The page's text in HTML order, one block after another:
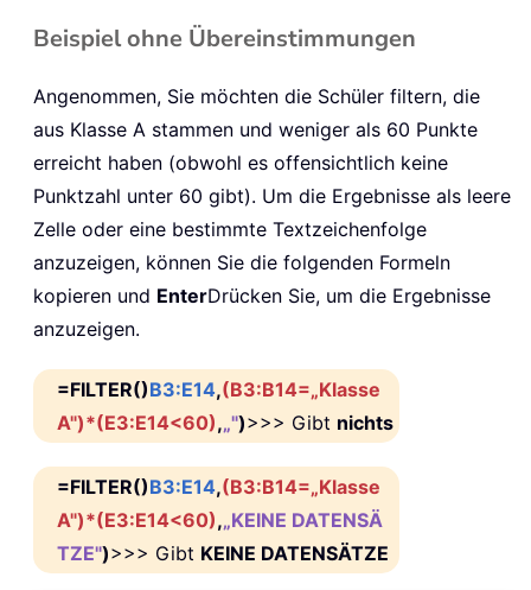
Beispiel ohne Übereinstimmungen
Angenommen, Sie möchten die Schüler filtern, die
aus Klasse A stammen und weniger als 60 Punkte
erreicht haben (obwohl es offensichtlich keine
Punktzahl unter 60 gibt). Um die Ergebnisse als leere
Zelle oder eine bestimmte Textzeichenfolge
anzuzeigen, können Sie die folgenden Formeln
kopieren und EnterDrücken Sie, um die Ergebnisse
anzuzeigen.
=FILTER()B3:E14,(B3:B14=„Klasse
A")*(E3:E14<60),„")>>> Gibt nichts
=FILTER()B3:E14,(B3:B14=„Klasse
A")*(E3:E14<60),„KEINE DATENSÄ
TZE")>>> Gibt KEINE DATENSÄTZE